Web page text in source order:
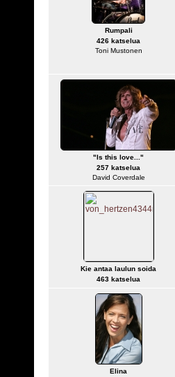
Rumpali
426 katselua
Toni Mustonen
"Is this love..."
257 katselua
David Coverdale
Kie antaa laulun soida
463 katselua
Elina